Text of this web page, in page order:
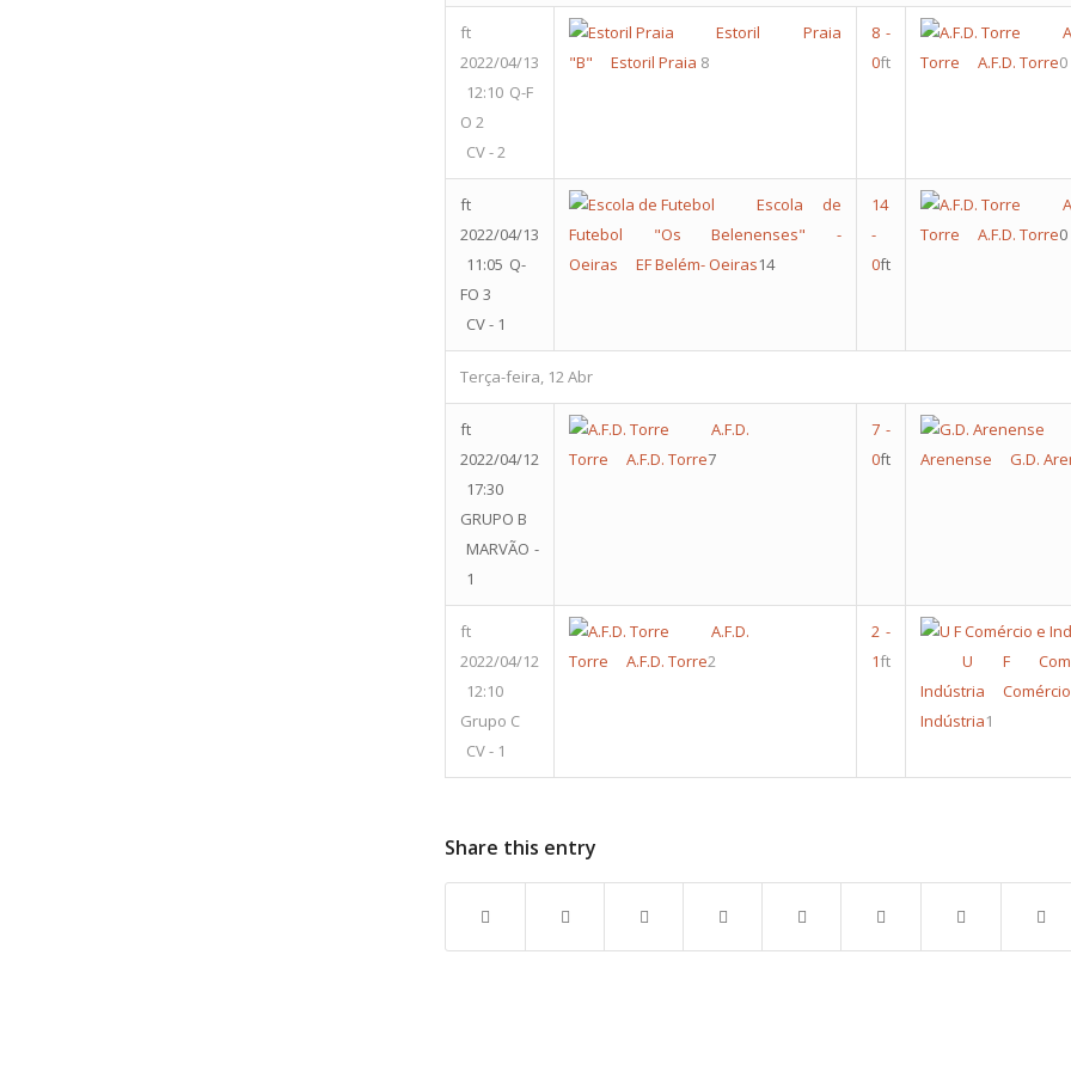
ft
2022/04/13
12:10 Q-F
O 2
CV - 2
Estoril Praia
"B"
Estoril Praia 8
8 -
0ft
Torre
A.F.D. Torre0
ft
2022/04/13
11:05 Q-
FO 3
CV - 1
Escola de
Futebol "Os Belenenses" -
Oeiras
EF Belém- Oeiras14
14
-
0ft
Torre
A.F.D. Torre0
Terça-feira, 12 Abr
ft
2022/04/12
17:30
GRUPO B
MARVÃO -
1
A.F.D.
Torre
A.F.D. Torre7
7 -
0ft
Arenense
G.D.
ft
2022/04/12
12:10
Grupo C
CV - 1
A.F.D.
Torre
A.F.D. Torre2
2 -
1ft
U F
Indústria
Indústria1
Share this entry